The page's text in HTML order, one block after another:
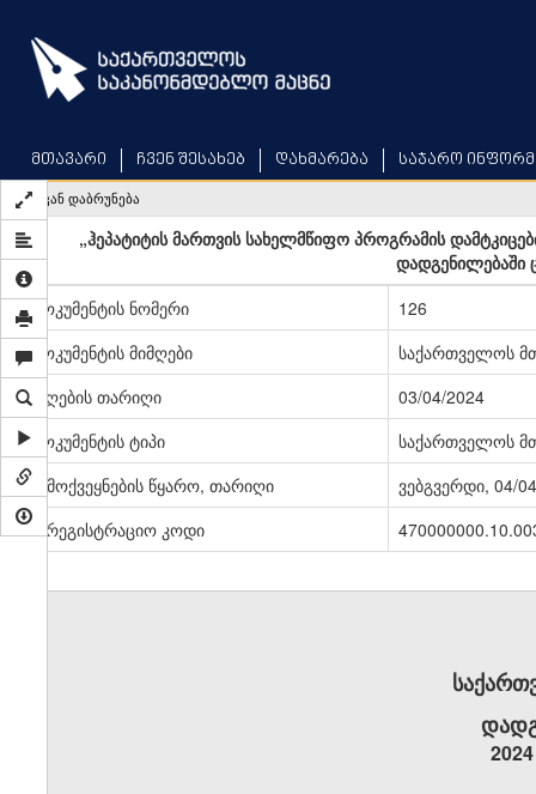
main
content
მთავარი ჩვენ შესახებ დახმარება საჯარო
უკან დაბრუნება
„ჰეპატიტის მართვის სახელმწიფო პროგრამის
დადგენილებაში
დოკუმენტის ნომერი
126
დოკუმენტის მიმღები
საქართველოს
მიღების თარიღი
03/04/2024
დოკუმენტის ტიპი
საქართველოს
გამოქვეყნების წყარო, თარიღი
ვებგვერდი, 04/
სარეგისტრაციო კოდი